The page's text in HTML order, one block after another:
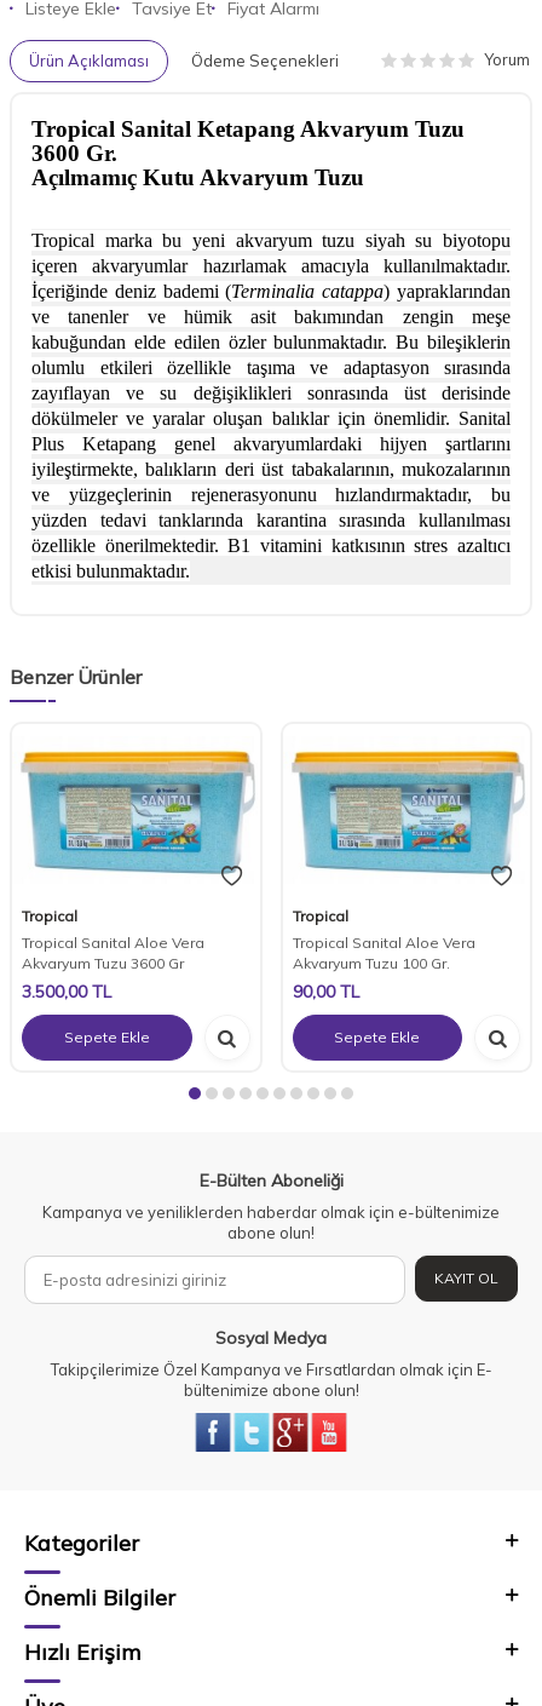
Listeye Ekle Tavsiye Et Fiyat Alarmı
Ürün Açıklaması Ödeme Seçenekleri Yorum
Tropical Sanital Ketapang Akvaryum Tuzu
3600 Gr.
Açılmamıç Kutu Akvaryum Tuzu
Tropical marka bu yeni akvaryum tuzu siyah su biyotopu
içeren akvaryumlar hazırlamak amacıyla kullanılmaktadır.
İçeriğinde deniz bademi (Terminalia catappa) yapraklarından
ve tanenler ve hümik asit bakımından zengin meşe
kabuğundan elde edilen özler bulunmaktadır. Bu bileşiklerin
olumlu etkileri özellikle taşıma ve adaptasyon sırasında
zayıflayan ve su değişiklikleri sonrasında üst derisinde
dökülmeler ve yaralar oluşan balıklar için önemlidir. Sanital
Plus Ketapang genel akvaryumlardaki hijyen şartlarını
iyileştirmekte, balıkların deri üst tabakalarının, mukozalarının
ve yüzgeçlerinin rejenerasyonunu hızlandırmaktadır, bu
yüzden tedavi tanklarında karantina sırasında kullanılması
özellikle önerilmektedir. B1 vitamini katkısının stres azaltıcı
etkisi bulunmaktadır.
Benzer Ürünler
Tropical
Tropical Sanital Aloe Vera
Akvaryum Tuzu 3600 Gr
3.500,00TL
Sepete Ekle
Tropical
Tropical Sanital Aloe Vera
Akvaryum Tuzu 100 Gr.
90,00TL
Sepete Ekle
E-Bülten Aboneliği
Kampanya ve yeniliklerden haberdar olmak için e-bültenimize
abone olun!
KAYIT OL
Sosyal Medya
Takipçilerimize Özel Kampanya ve Fırsatlardan olmak için E-
bültenimize abone olun!
Kategoriler
Önemli Bilgiler
Hızlı Erişim